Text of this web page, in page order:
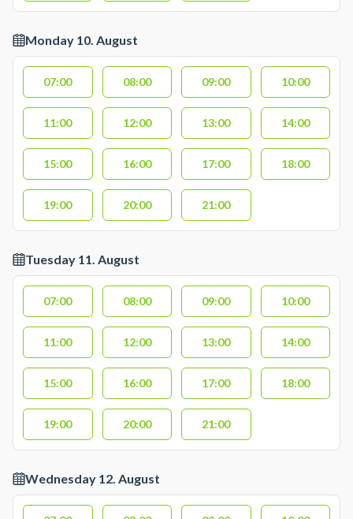
Monday 10. August
07:00 08:00 09:00 10:00
11:00 12:00 13:00 14:00
15:00 16:00 17:00 18:00
19:00 20:00 21:00
Tuesday 11. August
07:00 08:00 09:00 10:00
11:00 12:00 13:00 14:00
15:00 16:00 17:00 18:00
19:00 20:00 21:00
Wednesday 12. August